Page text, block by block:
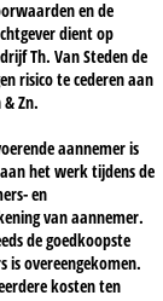
en de
dient op
Th. Van Steden de
risico te cederen aan
Zn.
aannemer is
het werk tijdens de
en
van aannemer.
de goedkoopste
is overeengekomen.
kosten ten